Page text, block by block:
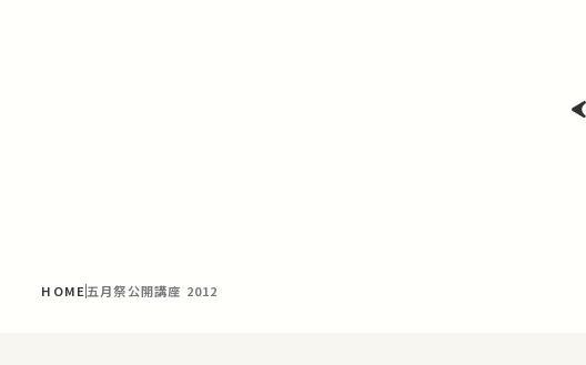
HOME五月祭公開講座 2012